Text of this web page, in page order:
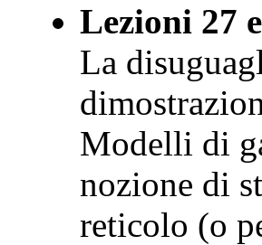
Lezioni 27
La
Modelli di
nozione di
reticolo (o